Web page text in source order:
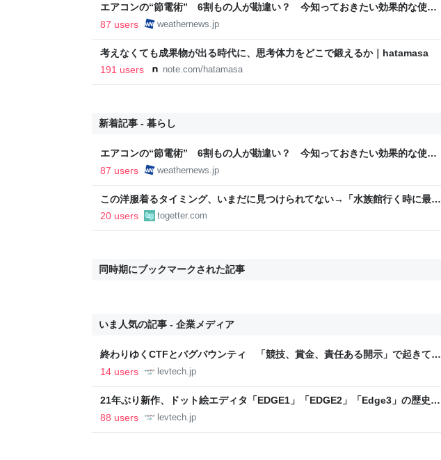
エアコンの“節電術” 6割もの人が勘違い？ 今知っておきたい効果的な使用
法 - ウェザーニュース
87 users weathernews.jp
考えなくても成果物が出る時代に、思考体力をどこで鍛えるか｜hatamasa
191 users
note.com/hatamasa
新着記事 - 暮らし
エアコンの“節電術” 6割もの人が勘違い？ 今知っておきたい効果的な使用
法 - ウェザーニュース
87 users weathernews.jp
この洋服着るタイミング、いまだに見つけられてない→「水族館行く時に最
適」「これで…授業参観に出ました」
20 users togetter.com
同時期にブックマークされた記事
いま人気の記事 - 企業メディア
終わりゆくCTFとバグバウンティ 「競技、賞金、責任ある開示」で起きてい
ること【フォーカス】 - レバテックLAB
14 users levtech.jp
21年ぶり新作、ドット絵エディタ「EDGE1」「EDGE2」「Edge3」の歴史に
ついて作者に聞く【フォーカス】 - レバテックLAB
88 users levtech.jp